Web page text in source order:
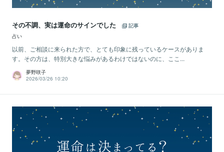
その不調、実は運命のサインでした
記事
占い
以前、ご相談に来られた方で、とても印象に残っているケースがありま
す。その方は、特別大きな悩みがあるわけではないのに、ここ...
夢野咲子
2026/03/26 10:20